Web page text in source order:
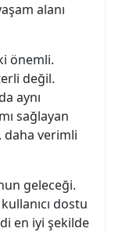
alanı
önemli.
değil.
aynı
sağlayan
verimli
geleceği.
dostu
en iyi şekilde